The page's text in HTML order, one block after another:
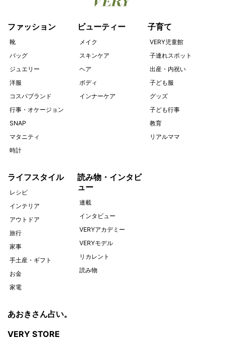
ファッション
靴
バッグ
ジュエリー
洋服
コスパブランド
行事・オケージョン
SNAP
マタニティ
時計
ビューティー
メイク
スキンケア
ヘア
ボディ
インナーケア
子育て
VERY児童館
子連れスポット
出産・内祝い
子ども服
グッズ
子ども行事
教育
リアルママ
ライフスタイル
レシピ
インテリア
アウトドア
旅行
家事
手土産・ギフト
お金
家電
読み物・インタビ
ュー
連載
インタビュー
VERYアカデミー
VERYモデル
リカレント
読み物
あおきさん占い。
VERY STORE